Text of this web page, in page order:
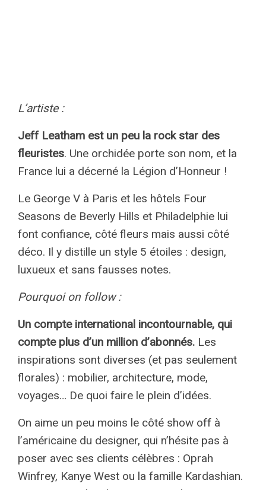
L’artiste :
Jeff Leatham est un peu la rock star des
fleuristes. Une orchidée porte son nom, et la
France lui a décerné la Légion d’Honneur !
Le George V à Paris et les hôtels Four
Seasons de Beverly Hills et Philadelphie lui
font confiance, côté fleurs mais aussi côté
déco. Il y distille un style 5 étoiles : design,
luxueux et sans fausses notes.
Pourquoi on follow :
Un compte international incontournable, qui
compte plus d’un million d’abonnés. Les
inspirations sont diverses (et pas seulement
florales) : mobilier, architecture, mode,
voyages… De quoi faire le plein d’idées.
On aime un peu moins le côté show off à
l’américaine du designer, qui n’hésite pas à
poser avec ses clients célèbres : Oprah
Winfrey, Kanye West ou la famille Kardashian.